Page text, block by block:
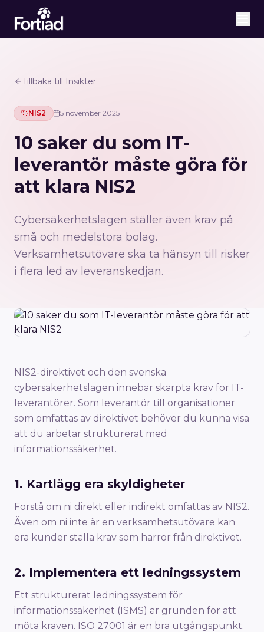
Tillbaka till Insikter
NIS2 5 november 2025
10 saker du som IT-
leverantör måste göra för
att klara NIS2
Cybersäkerhetslagen ställer även krav på
små och medelstora bolag.
Verksamhetsutövare ska ta hänsyn till risker
i flera led av leveranskedjan.
NIS2-direktivet och den svenska
cybersäkerhetslagen innebär skärpta krav för IT-
leverantörer. Som leverantör till organisationer
som omfattas av direktivet behöver du kunna visa
att du arbetar strukturerat med
informationssäkerhet.
1. Kartlägg era skyldigheter
Förstå om ni direkt eller indirekt omfattas av NIS2.
Även om ni inte är en verksamhetsutövare kan
era kunder ställa krav som härrör från direktivet.
2. Implementera ett ledningssystem
Ett strukturerat ledningssystem för
informationssäkerhet (ISMS) är grunden för att
möta kraven. ISO 27001 är en bra utgångspunkt.